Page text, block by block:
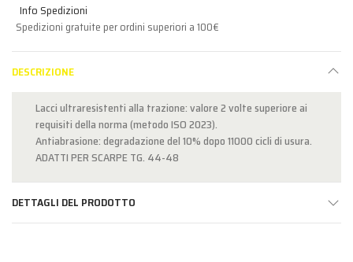
Info Spedizioni
Spedizioni gratuite per ordini superiori a 100€
DESCRIZIONE
Lacci ultraresistenti alla trazione: valore 2 volte superiore ai
requisiti della norma (metodo ISO 2023).
Antiabrasione: degradazione del 10% dopo 11000 cicli di usura.
ADATTI PER SCARPE TG. 44-48
DETTAGLI DEL PRODOTTO